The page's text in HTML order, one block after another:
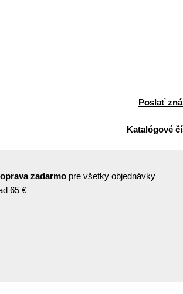
Poslať
Katalógové
zadarmo pre všetky objednávky
65 €